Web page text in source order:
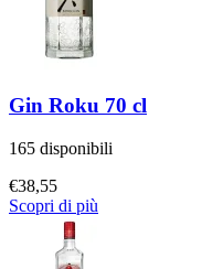
Gin Roku 70 cl
165 disponibili
€38,55
Scopri di più